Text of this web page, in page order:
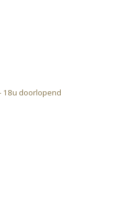
doorlopend